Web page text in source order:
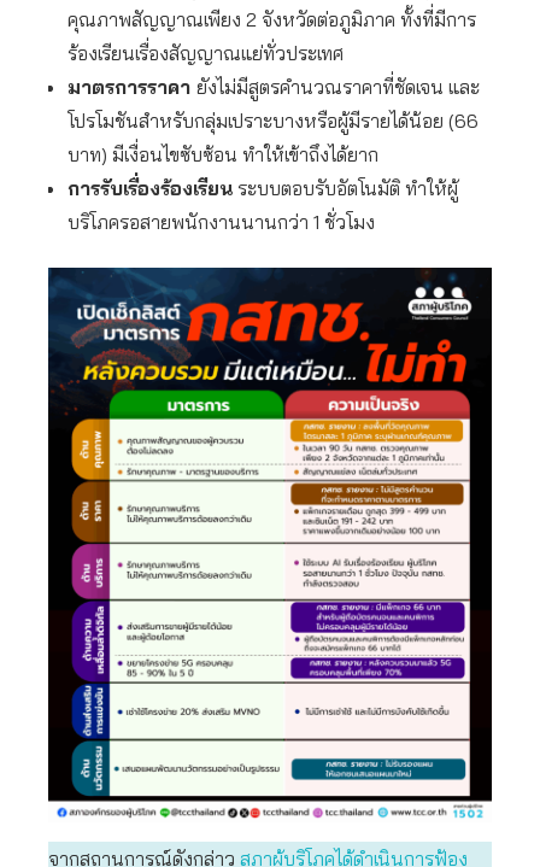
คุณภาพสัญญาณเพียง 2 จังหวัดต่อภูมิภาค ทั้งที่มีการ
ร้องเรียนเรื่องสัญญาณแย่ทั่วประเทศ
มาตรการราคา ยังไม่มีสูตรคำนวณราคาที่ชัดเจน และ
โปรโมชันสำหรับกลุ่มเปราะบางหรือผู้มีรายได้น้อย (66
บาท) มีเงื่อนไขซับซ้อน ทำให้เข้าถึงได้ยาก
การรับเรื่องร้องเรียน ระบบตอบรับอัตโนมัติ ทำให้ผู้
บริโภครอสายพนักงานนานกว่า 1 ชั่วโมง
จากสถานการณ์ดังกล่าว สภาผู้บริโภคได้ดำเนินการฟ้อง